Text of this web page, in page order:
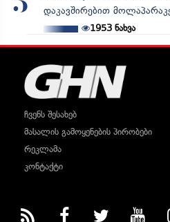
დაკავშირებით
1953ნახვა
ჩვენს შესახებ
მასალის გამოყენების პირობები
რეკლამა
კონტაქტი